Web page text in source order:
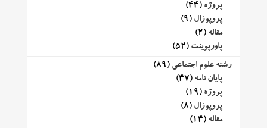
پروژه (44)
پروپوزال (9)
مقاله (2)
پاورپوینت (52)
رشته علوم اجتماعی (89)
پایان نامه (47)
پروژه (19)
پروپوزال (8)
مقاله (14)